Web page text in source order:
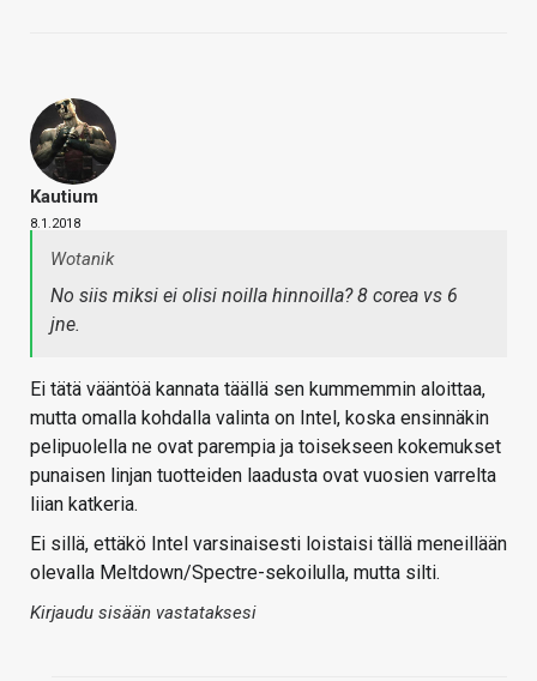
Kautium
8.1.2018
Wotanik
No siis miksi ei olisi noilla hinnoilla? 8 corea vs 6
jne.
Ei tätä vääntöä kannata täällä sen kummemmin aloittaa,
mutta omalla kohdalla valinta on Intel, koska ensinnäkin
pelipuolella ne ovat parempia ja toisekseen kokemukset
punaisen linjan tuotteiden laadusta ovat vuosien varrelta
liian katkeria.
Ei sillä, ettäkö Intel varsinaisesti loistaisi tällä meneillään
olevalla Meltdown/Spectre-sekoilulla, mutta silti.
Kirjaudu sisään vastataksesi